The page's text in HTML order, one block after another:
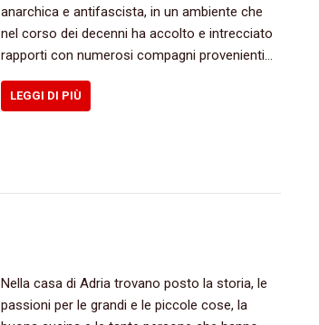
anarchica e antifascista, in un ambiente che
nel corso dei decenni ha accolto e intrecciato
rapporti con numerosi compagni provenienti…
LEGGI DI PIÙ
Nella casa di Adria trovano posto la storia, le
passioni per le grandi e le piccole cose, la